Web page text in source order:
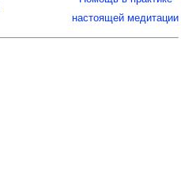
настоящей медитации